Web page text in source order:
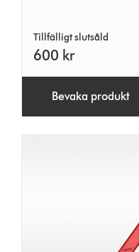
Tillfälligt slutsåld
600 kr
Bevaka produkt